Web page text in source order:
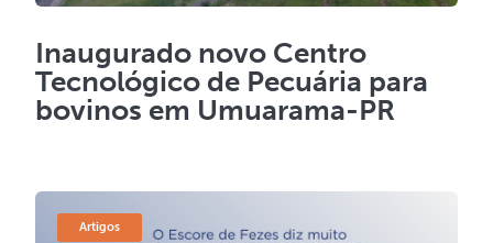
Inaugurado novo Centro
Tecnológico de Pecuária para
bovinos em Umuarama-PR
Artigos